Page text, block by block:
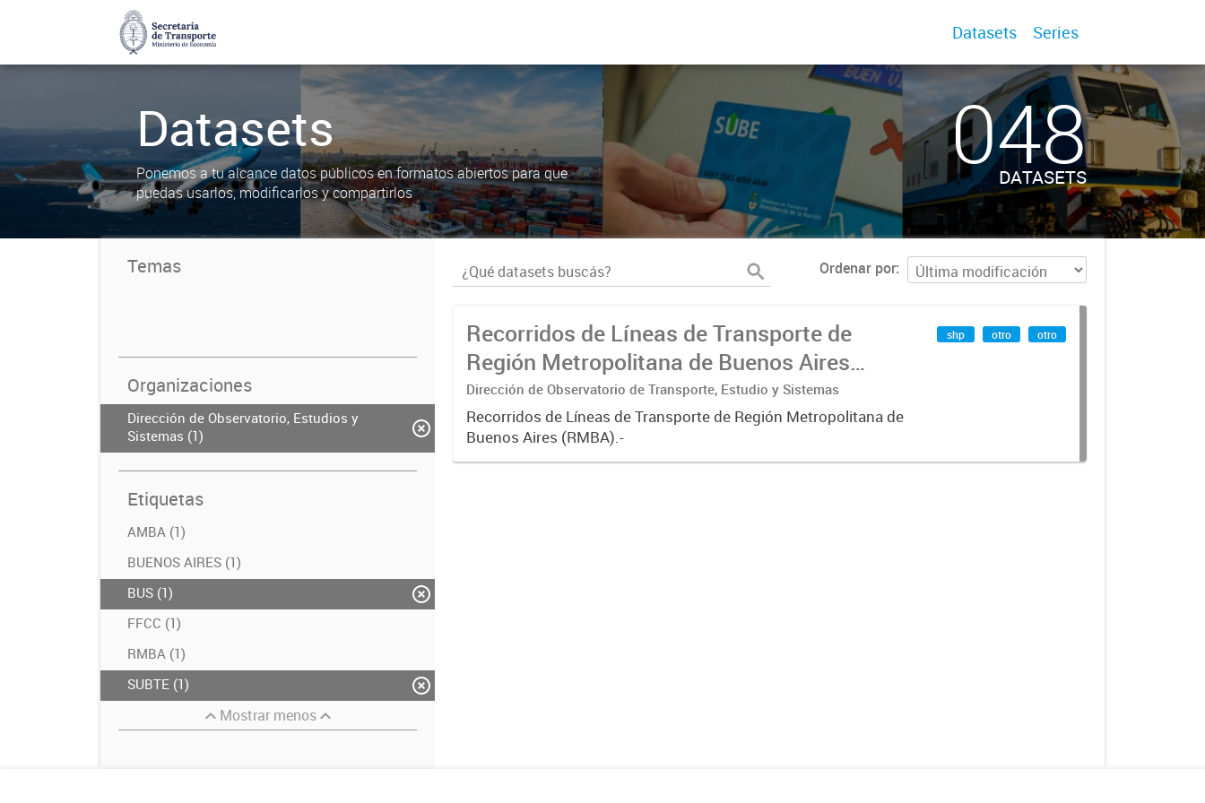
Datasets Series
Datasets
Ponemos a tu alcance datos públicos en formatos abiertos para que
puedas usarlos, modificarlos y compartirlos
048
DATASETS
Temas
Organizaciones
Dirección de Observatorio, Estudios y
Sistemas (1)
Etiquetas
AMBA (1)
BUENOS AIRES (1)
BUS (1)
FFCC (1)
RMBA (1)
SUBTE (1)
Mostrar menos
Ordenar por
Recorridos de Líneas de Transporte de
Región Metropolitana de Buenos Aires
(RMBA)
Dirección de Observatorio de Transporte, Estudio y Sistemas
Recorridos de Líneas de Transporte de Región Metropolitana de
Buenos Aires (RMBA).-
shp otro otro